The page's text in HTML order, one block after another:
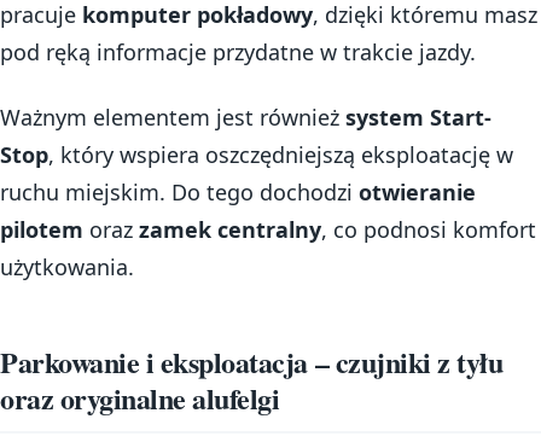
pracuje komputer pokładowy, dzięki któremu masz
pod ręką informacje przydatne w trakcie jazdy.
Ważnym elementem jest również system Start-
Stop, który wspiera oszczędniejszą eksploatację w
ruchu miejskim. Do tego dochodzi otwieranie
pilotem oraz zamek centralny, co podnosi komfort
użytkowania.
Parkowanie i eksploatacja – czujniki z tyłu
oraz oryginalne alufelgi